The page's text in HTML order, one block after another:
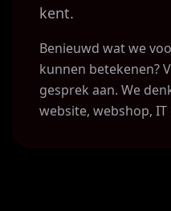
kent.
Benieuwd wat we
kunnen betekenen?
gesprek aan. We
website, webshop,